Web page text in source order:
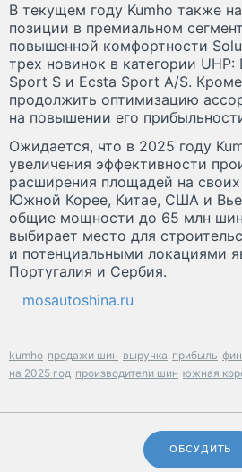
В текущем году Kumho также
позиции в премиальном
повышенной комфортности
трех новинок в категории
Sport S и Ecsta Sport A/S.
продолжить оптимизацию
на повышении его
Ожидается, что в 2025 году
увеличения эффективности
расширения площадей на
Южной Корее, Китае, США и
общие мощности до 65 млн
выбирает место для
и потенциальными локациями
Португалия и Сербия.
mosautoshina.ru
kumho продажи шин выручка прибыль
на 2025 год производители шин южная
ОБСУДИТЬ